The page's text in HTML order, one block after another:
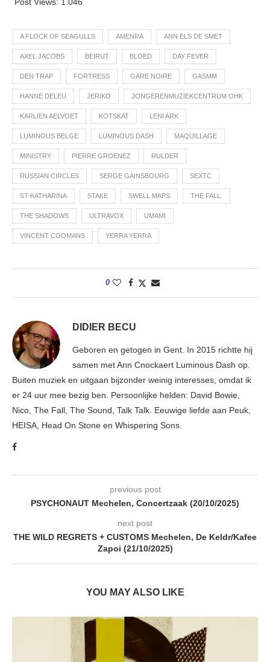
A FLOCK OF SEAGULLS AMENRA ANN ELS DE SMET
AXEL JACOBS BEIRUT BLOED DAY FEVER
DEN TRAP FORTRESS GARE NOIRE GASMM
HANNE DELEU JERIKO JONGERENMUZIEKCENTRUM OHK
KARLIEN AELVOET KOTSKAT LENI ARK
LUMINOUS BELGE LUMINOUS DASH MAQUILLAGE
MINISTRY PIERRE GROENEZ RULDER
RUSSIAN CIRCLES SERGE GAINSBOURG SEXTC
ST-KATHARINA STAKE SWELL MAPS THE FALL.
THE SHADOWS ULTRAVOX UMAMI
VINCENT COOMANS YERRA YERRA
0
DIDIER BECU
Geboren en getogen in Gent. In 2015 richtte hij
samen met Ann Cnockaert Luminous Dash op.
Buiten muziek en uitgaan bijzonder weinig interesses, omdat ik
er 24 uur mee bezig ben. Persoonlijke helden: David Bowie,
Nico, The Fall, The Sound, Talk Talk. Eeuwige liefde aan Peuk,
HEISA, Head On Stone en Whispering Sons.
previous post
PSYCHONAUT Mechelen, Concertzaak (20/10/2025)
next post
THE WILD REGRETS + CUSTOMS Mechelen, De Keldr/Kafee
Zapoi (21/10/2025)
YOU MAY ALSO LIKE